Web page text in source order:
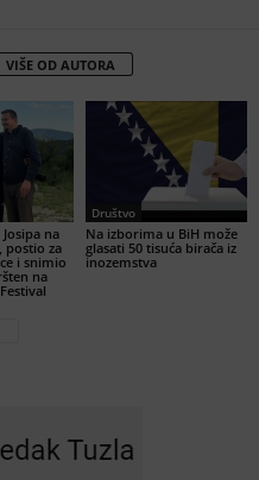
VIŠE OD AUTORA
na
postio za
i snimio
na
Društvo
Na izborima u BiH može
glasati 50 tisuća birača iz
inozemstva